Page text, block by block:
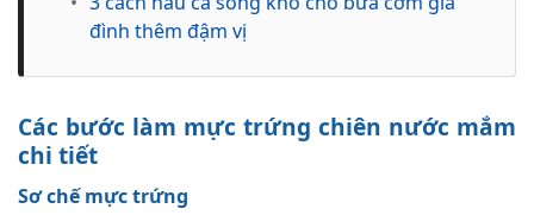
đình thêm đậm vị
Các bước làm mực trứng chiên nước mắm
chi tiết
Sơ chế mực trứng